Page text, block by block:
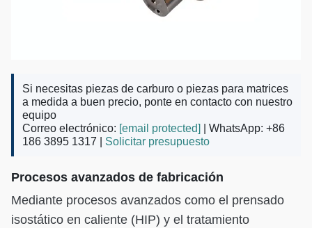
Si necesitas piezas de carburo o piezas para matrices
a medida a buen precio, ponte en contacto con nuestro
equipo
Correo electrónico: [email protected]
| WhatsApp: +86
186 3895 1317 | Solicitar presupuesto
Procesos avanzados de fabricación
Mediante procesos avanzados como el prensado
isostático en caliente (HIP) y el tratamiento